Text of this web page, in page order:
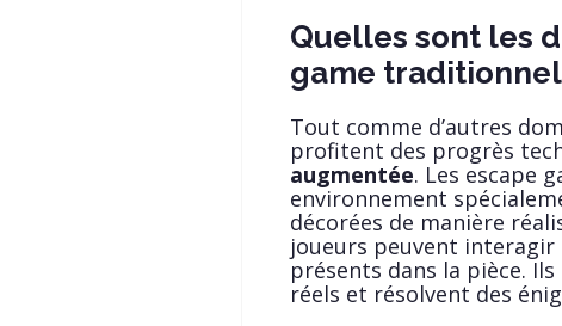
Quelles sont les
game traditionnel
Tout comme d’autres
profitent des progrès
augmentée. Les escape
environnement
décorées de manière
joueurs peuvent interagir
présents dans la pièce.
réels et résolvent des